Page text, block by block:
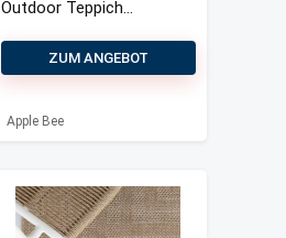
Outdoor Teppich
ZUM ANGEBOT
Apple Bee